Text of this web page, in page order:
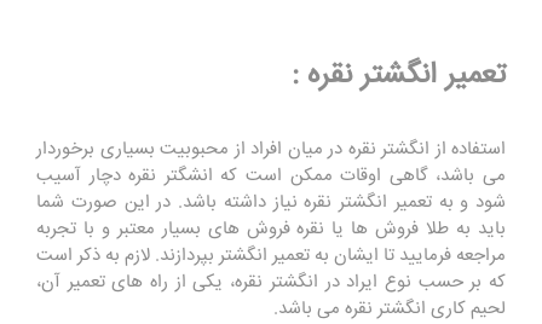
تعمیر انگشتر نقره :
استفاده از انگشتر نقره در میان افراد از محبوبیت بسیاری برخوردار
می باشد، گاهی اوقات ممکن است که انشگتر نقره دچار آسیب
شود و به تعمیر انگشتر نقره نیاز داشته باشد. در این صورت شما
باید به طلا فروش ها یا نقره فروش های بسیار معتبر و با تجربه
مراجعه فرمایید تا ایشان به تعمیر انگشتر بپردازند. لازم به ذکر است
که بر حسب نوع ایراد در انگشتر نقره، یکی از راه های تعمیر آن،
لحیم کاری انگشتر نقره می باشد.